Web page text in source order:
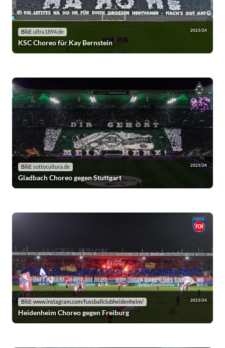
Bild: ultra1894.de 2023/24
KSC Choreo für Kay Bernstein
Bild: sottocultura.de 2023/24
Gladbach Choreo gegen Stuttgart
Bild: www.instagram.com/fussballclubheidenheim/ 2023/24
Heidenheim Choreo gegen Freiburg